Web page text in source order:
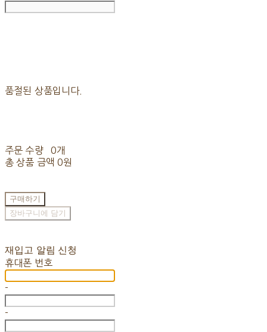
품절된 상품입니다.
주문 수량
0개
총 상품 금액 0원
구매하기
장바구니에 담기
재입고 알림 신청
휴대폰 번호
-
-